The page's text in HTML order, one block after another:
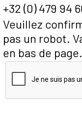
+32 (0) 479 94
Veuillez
pas un robot.
en bas de page.